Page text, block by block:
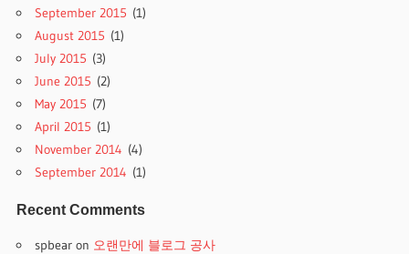
September 2015 (1)
August 2015 (1)
July 2015 (3)
June 2015 (2)
May 2015 (7)
April 2015 (1)
November 2014 (4)
September 2014 (1)
Recent Comments
spbear on 오랜만에 블로그 공사